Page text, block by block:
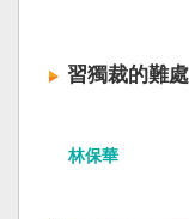
習獨裁的難
林保華